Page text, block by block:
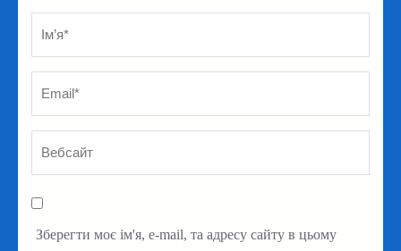
Ім’я *
Зберегти моє ім'я, e-mail, та адресу сайту в цьому